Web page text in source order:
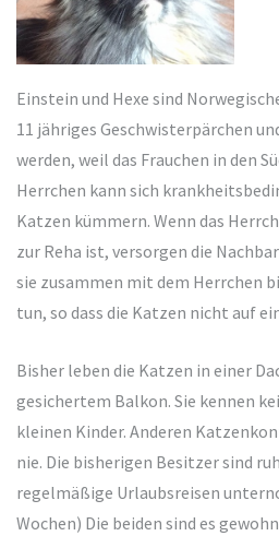
Einstein und Hexe sind
11 jähriges Geschwisterpärchen
werden, weil das Frauchen in den
Herrchen kann sich
Katzen kümmern. Wenn das
zur Reha ist, versorgen die
sie zusammen mit dem Herrchen
tun, so dass die Katzen nicht auf
Bisher leben die Katzen in einer
gesichertem Balkon. Sie kennen
kleinen Kinder. Anderen
nie. Die bisherigen Besitzer sind
regelmäßige Urlaubsreisen
Wochen) Die beiden sind es